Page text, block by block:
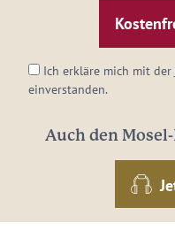
Adresse:
Ich erkläre mich mit der
einverstanden.
Auch den